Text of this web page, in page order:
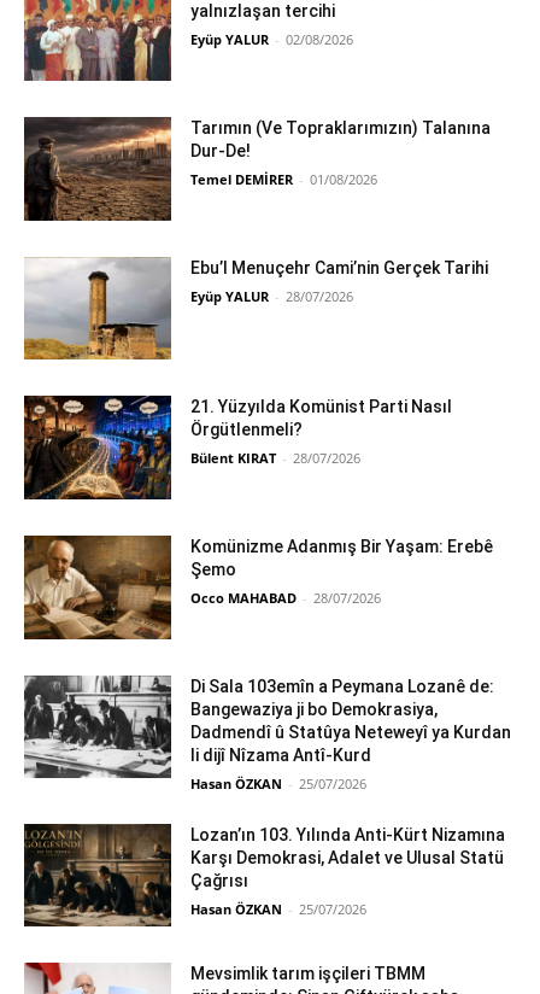
yalnızlaşan tercihi
Eyüp YALUR - 02/08/2026
Tarımın (Ve Topraklarımızın) Talanına
Dur-De!
Temel DEMİRER - 01/08/2026
Ebu’l Menuçehr Cami’nin Gerçek Tarihi
Eyüp YALUR - 28/07/2026
21. Yüzyılda Komünist Parti Nasıl
Örgütlenmeli?
Bülent KIRAT - 28/07/2026
Komünizme Adanmış Bir Yaşam: Erebê
Şemo
Occo MAHABAD - 28/07/2026
Di Sala 103emîn a Peymana Lozanê de:
Bangewaziya ji bo Demokrasiya,
Dadmendî û Statûya Neteweyî ya Kurdan
li dijî Nîzama Antî-Kurd
Hasan ÖZKAN - 25/07/2026
Lozan’ın 103. Yılında Anti-Kürt Nizamına
Karşı Demokrasi, Adalet ve Ulusal Statü
Çağrısı
Hasan ÖZKAN - 25/07/2026
Mevsimlik tarım işçileri TBMM